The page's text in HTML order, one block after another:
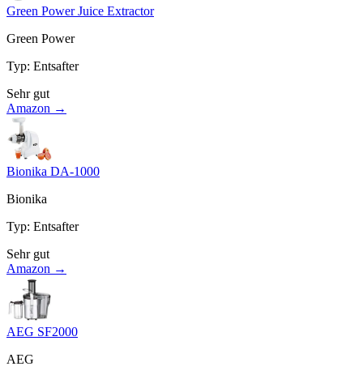
Green Power Juice Extractor
Green Power
Typ: Entsafter
Sehr gut
Amazon →
Bionika DA-1000
Bionika
Typ: Entsafter
Sehr gut
Amazon →
AEG SF2000
AEG